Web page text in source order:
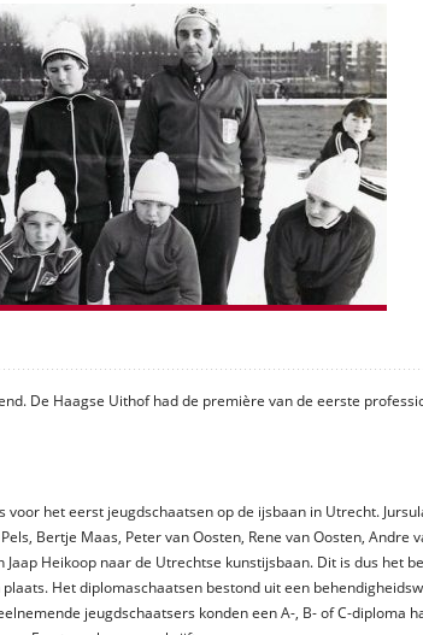
De Haagse Uithof had de première van de eerste
het eerst jeugdschaatsen op de ijsbaan in Utrecht.
Bertje Maas, Peter van Oosten, Rene van Oosten, Andre
Heikoop naar de Utrechtse kunstijsbaan. Dit is dus het
Het diplomaschaatsen bestond uit een
jeugdschaatsers konden een A-, B- of C-diploma